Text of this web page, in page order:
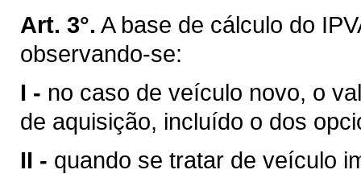
Art. 3°. A base de cálculo do
observando-se:
I - no caso de veículo novo, o
de aquisição, incluído o dos
II - quando se tratar de veículo